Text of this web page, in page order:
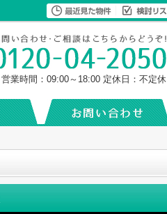
営業時間：09:00～18:00 定休日：不定休